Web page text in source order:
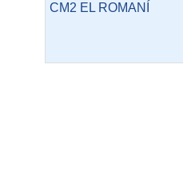
CM2 EL ROMANÍ